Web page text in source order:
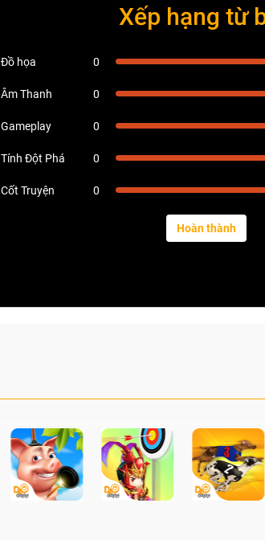
Xếp hạng từ
Đồ họa 0
Âm Thanh 0
Gameplay 0
Tính Đột Phá 0
Cốt Truyện 0